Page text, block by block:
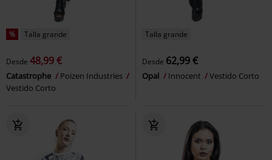
% Talla grande
Desde 48,99 €
Catastrophe
Poizen Industries
Vestido Corto
Talla grande
Desde 62,99 €
Opal Innocent Vestido Corto